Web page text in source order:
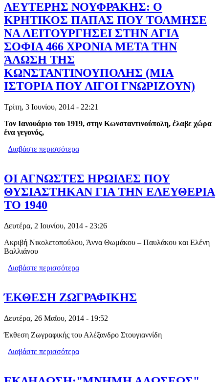
ΛΕΥΤΕΡΗΣ ΝΟΥΦΡΑΚΗΣ: Ο
ΚΡΗΤΙΚΟΣ ΠΑΠΑΣ ΠΟΥ ΤΟΛΜΗΣΕ
ΝΑ ΛΕΙΤΟΥΡΓΗΣΕΙ ΣΤΗΝ ΑΓΙΑ
ΣΟΦΙΑ 466 ΧΡΟΝΙΑ ΜΕΤΑ ΤΗΝ
ΆΛΩΣΗ ΤΗΣ
ΚΩΝΣΤΑΝΤΙΝΟΥΠΟΛΗΣ (ΜΙΑ
ΙΣΤΟΡΙΑ ΠΟΥ ΛΙΓΟΙ ΓΝΩΡΙΖΟΥΝ)
Τρίτη, 3 Ιουνίου, 2014 - 22:21
Τον Ιανουάριο του 1919, στην Κωνσταντινούπολη, έλαβε χώρα
ένα γεγονός,
Διαβάστε περισσότερα
466 ΧΡΟΝΙΑ ΜΕΤΑ ΤΗΝ ΆΛΩΣΗ ΤΗΣ
ΚΩΝΣΤΑΝΤΙΝΟΥΠΟΛΗΣ (ΜΙΑ
ΙΣΤΟΡΙΑ ΠΟΥ ΛΙΓΟΙ ΓΝΩΡΙΖΟΥΝ)
ΟΙ ΑΓΝΩΣΤΕΣ ΗΡΩΙΔΕΣ ΠΟΥ
ΘΥΣΙΑΣΤΗΚΑΝ ΓΙΑ ΤΗΝ ΕΛΕΥΘΕΡΙΑ
ΤΟ 1940
Δευτέρα, 2 Ιουνίου, 2014 - 23:26
Ακριβή Νικολετοπούλου, Άννα Θωμάκου – Παυλάκου και Ελένη
Βαλλιάνου
Διαβάστε περισσότερα
ΈΚΘΕΣΗ ΖΩΓΡΑΦΙΚΗΣ
Δευτέρα, 26 Μαΐου, 2014 - 19:52
Έκθεση Ζωγραφικής του Αλέξανδρο Στουγιαννίδη
Διαβάστε περισσότερα